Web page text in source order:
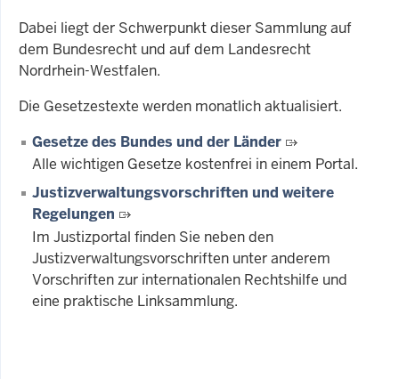
Dabei liegt der Schwerpunkt dieser Sammlung auf
dem Bundesrecht und auf dem Landesrecht
Nordrhein-Westfalen.
Die Gesetzestexte werden monatlich aktualisiert.
Gesetze des Bundes und der Länder
Alle wichtigen Gesetze kostenfrei in einem Portal.
Justizverwaltungsvorschriften und weitere
Regelungen
Im Justizportal finden Sie neben den
Justizverwaltungsvorschriften unter anderem
Vorschriften zur internationalen Rechtshilfe und
eine praktische Linksammlung.